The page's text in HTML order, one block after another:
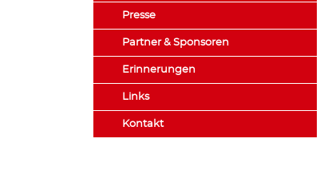
Presse
Partner & Sponsoren
Erinnerungen
Links
Kontakt